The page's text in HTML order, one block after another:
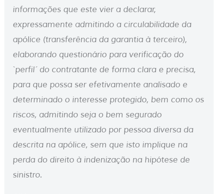
informações que este vier a declarar,
expressamente admitindo a circulabilidade da
apólice (transferência da garantia à terceiro),
elaborando questionário para verificação do
`perfil´ do contratante de forma clara e precisa,
para que possa ser efetivamente analisado e
determinado o interesse protegido, bem como os
riscos, admitindo seja o bem segurado
eventualmente utilizado por pessoa diversa da
descrita na apólice, sem que isto implique na
perda do direito à indenização na hipótese de
sinistro.